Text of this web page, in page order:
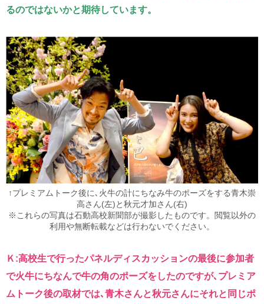
るのではないかと期待しています。
↑プレミアムトーク後に､火牛の計にちなみ牛のポーズをする青木崇
高さん(左)と秋元才加さん(右)
※これらの写真は石動高校新聞部が撮影したものです。閲覧以外の
利用や無断転載などは行わないでください。
Ｋ:高校生で行ったパネルディスカッションの最後に参加者
で火牛にちなんで牛の角のポーズをしたのですが､プレミア
ムトーク後の取材では､青木さんと秋元さんにそれと同じポ